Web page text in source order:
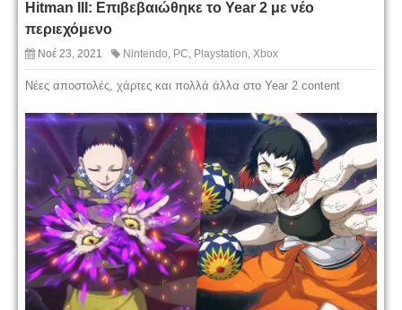
Hitman III: Επιβεβαιώθηκε το Year 2 με νέο
περιεχόμενο
Νοέ 23, 2021 Nintendo, PC, Playstation, Xbox
Nέες αποστολές, χάρτες και πολλά άλλα στο Year 2 content